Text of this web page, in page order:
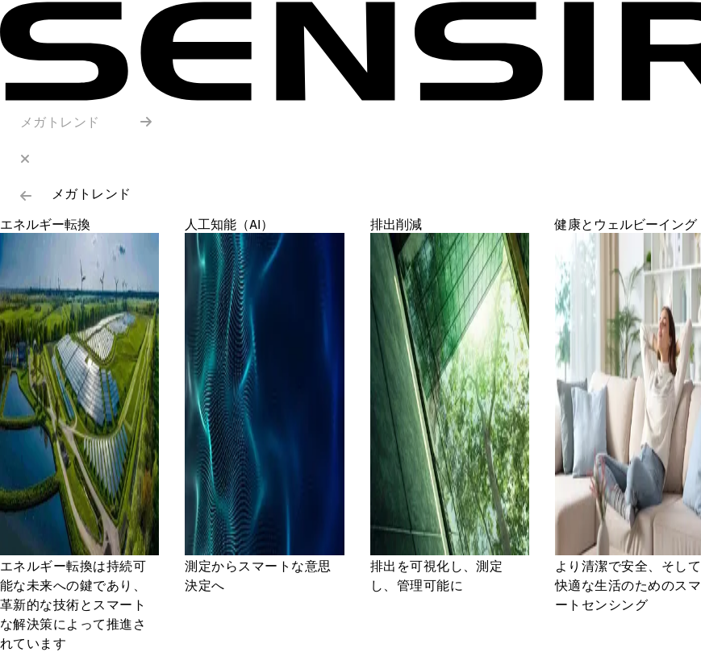
メガトレンド
メガトレンド
エネルギー転換
エネルギー転換は持続可
能な未来への鍵であり、
革新的な技術とスマート
な解決策によって推進さ
れています
人工知能（AI）
測定からスマートな意思
決定へ
排出削減
排出を可視化し、測定
し、管理可能に
健康とウェルビーイング
より清潔で安全、そして
快適な生活のためのスマ
ートセンシング